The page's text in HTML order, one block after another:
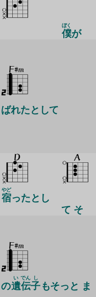
僕
ぼく
が
ばれたとして
宿
やど
ったとし
て そ
の遺
い
伝
でん
子
し
もそっと ま